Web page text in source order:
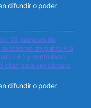
difundir o poder
: 10 maneras de
de punto A a
( I A ) y controlado
chat para ver cámara
difundir o poder